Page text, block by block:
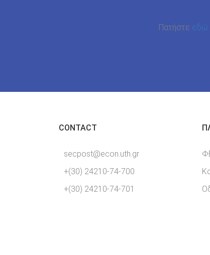
Πατήστε εδώ
CONTACT
secpost@econ.uth.gr
+(30) 24210-74-700
+(30) 24210-74-701